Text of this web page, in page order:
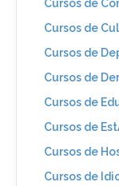
Cursos de
Cursos de
Cursos de
Cursos de
Cursos de
Cursos de
Cursos de
Cursos de